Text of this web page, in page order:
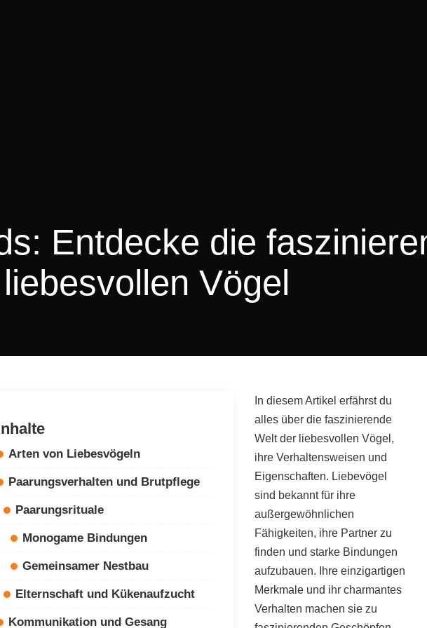
Entdecke die
Vögel
Arten von Liebesvögeln
Paarungsverhalten und Brutpflege
Paarungsrituale
Monogame Bindungen
Gemeinsamer Nestbau
Elternschaft und Kükenaufzucht
Kommunikation und Gesang
In diesem Artikel erfährst du
alles über die faszinierende
Welt der liebesvollen Vögel,
ihre Verhaltensweisen und
Eigenschaften. Liebevögel
sind bekannt für ihre
außergewöhnlichen
Fähigkeiten, ihre Partner zu
finden und starke Bindungen
aufzubauen. Ihre einzigartigen
Merkmale und ihr charmantes
Verhalten machen sie zu